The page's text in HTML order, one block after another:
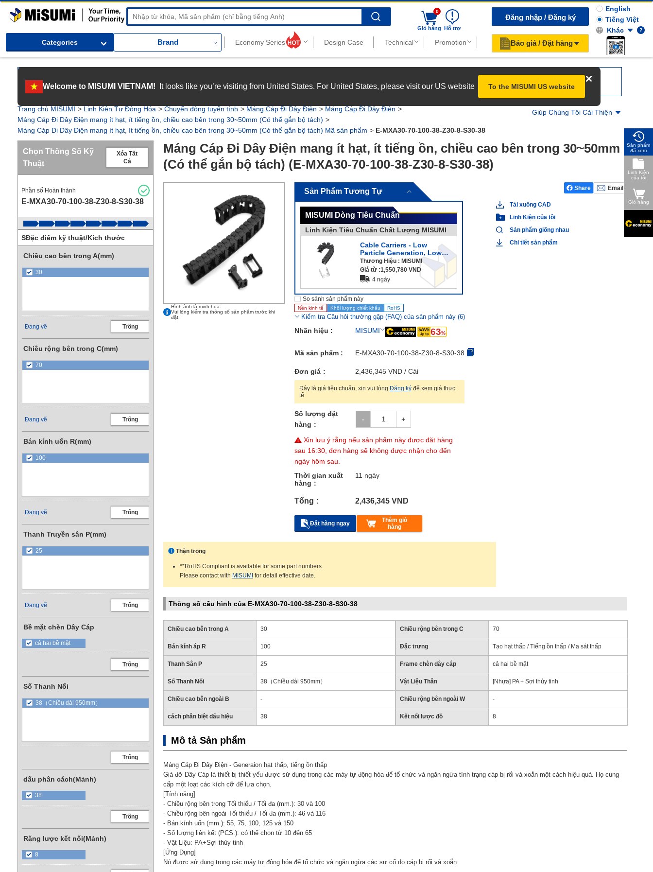
MiSUMi
Search
0
Giỏ hàng Hỗ trợ
Categories Brand
Đăng nhập / Đăng ký
Báo giá / Đặt hàng
English
Tiếng Việt
Khác
Welcome to MISUMI VIETNAM! It looks like you’re visiting from United States. For United States, please visit our US website To the MISUMI US website
[Recruitment] We're hiring! Grab your ultimate career opportunity & enjoy top-tier benefits at MISUMI Vietnam.See more
Trang chủ MISUMI Linh Kiện Tự Động Hóa Chuyển động tuyến tính Máng Cáp Đi Dây Điện
Máng Cáp Đi Dây Điện
Máng Cáp Đi Dây Điện mang ít hạt, ít tiếng ồn, chiều cao bên trong 30~50mm (Có thể gắn bộ tách)
Máng Cáp Đi Dây Điện mang ít hạt, ít tiếng ồn, chiều cao bên trong 30~50mm (Có thể gắn bộ tách) Mã sản phẩm
E-MXA30-70-100-38-Z30-8-S30-38
Giúp Chúng Tôi Cải Thiện
Chọn Thông Số Kỹ
Thuật
Xóa Tất
Cả
Phần số Hoàn thành
E-MXA30-70-100-38-Z30-8-S30-38
SĐặc điểm kỹ thuật/Kích thước
Chiều cao bên trong A(mm)
30
Đang vẽ Trống
Chiều rộng bên trong C(mm)
70
Đang vẽ Trống
Bán kính uốn R(mm)
100
Đang vẽ Trống
Thanh Truyền sân P(mm)
25
Đang vẽ Trống
Bề mặt chèn Dây Cáp
cả hai bề mặt
Trống
Số Thanh Nối
38（Chiều dài 950mm）
Trống
dấu phân cách(Mảnh)
38
Trống
Răng lược kết nối(Mảnh)
8
Máng Cáp Đi Dây Điện mang ít hạt, ít tiếng ồn, chiều cao bên trong 30~50mm
(Có thể gắn bộ tách) (E-MXA30-70-100-38-Z30-8-S30-38)
Hình ảnh là minh họa.
Vui lòng kiểm tra thông số sản phẩm trước khi
đặt.
Sản Phẩm Tương Tự
MISUMI Dòng Tiêu Chuẩn
Linh Kiện Tiêu Chuẩn Chất Lượng MISUMI
Cable Carriers - Low
Particle Generation, Low
Noise
Thương Hiệu : MISUMI
Giá từ :1,550,780 VND
4 ngày
So sánh sản phẩm này
Nền kinh tế Khối lượng chiết khấu RoHS
Kiểm tra Câu hỏi thường gặp (FAQ) của sản phẩm này (6)
Nhãn hiệu : MISUMI 63
Mã sản phẩm : E-MXA30-70-100-38-Z30-8-S30-38
Đơn giá 2,436,345 VND / Cái
Đây là giá tiêu chuẩn, xin vui lòng Đăng ký để xem giá thực
tế
Số lượng đặt
hàng
Xin lưu ý rằng nếu sản phẩm này được đặt hàng
sau 16:30, đơn hàng sẽ không được nhận cho đến
ngày hôm sau.
Thời gian xuất
hàng
11 ngày
Tổng 2,436,345 VND
Đặt hàng ngay
Thêm giỏ
hàng
Thận trọng
**RoHS Compliant is available for some part numbers.
Please contact with MISUMI for detail effective date.
Share Email
Tải xuống CAD
Linh Kiện của tôi
Sản phẩm giống nhau
Chi tiết sản phẩm
Thông số cấu hình của E-MXA30-70-100-38-Z30-8-S30-38
Chiều cao bên trong A 30 Chiều rộng bên trong C 70
Bán kính áp R 100 Đặc trưng Tạo hạt thấp / Tiếng ồn thấp / Ma sát thấp
Thanh Sân P 25 Frame chèn dây cáp cả hai bề mặt
Số Thanh Nối 38（Chiều dài 950mm） Vật Liệu Thân [Nhựa] PA + Sợi thủy tinh
Chiều cao bên ngoài B - Chiều rộng bên ngoài W -
cách phân biệt dấu hiệu 38 Kết nối lược đồ 8
Mô tả Sản phẩm
Máng Cáp Đi Dây Điện - Generaion hạt thấp, tiếng ồn thấp
Giá đỡ Dây Cáp là thiết bị thiết yếu được sử dụng trong các máy tự động hóa để tổ chức và ngăn ngừa tình trạng cáp bị rối và xoắn một cách hiệu quả. Họ cung
cấp một loạt các kích cỡ để lựa chọn.
[Tính năng]
- Chiều rộng bên trong Tối thiểu / Tối đa (mm.): 30 và 100
- Chiều rộng bên ngoài Tối thiểu / Tối đa (mm.): 46 và 116
- Bán kính uốn (mm.): 55, 75, 100, 125 và 150
- Số lượng liên kết (PCS.): có thể chọn từ 10 đến 65
- Vật Liệu: PA+Sợi thủy tinh
[Ứng Dụng]
Nó được sử dụng trong các máy tự động hóa để tổ chức và ngăn ngừa các sự cố do cáp bị rối và xoắn.
Sản phẩm
đã xem
Linh Kiện
của tôi
Giỏ hàng